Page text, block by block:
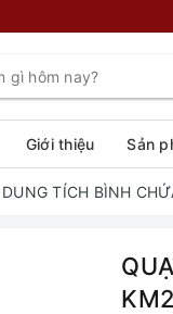
Giới thiệu Sản
TÍCH BÌNH